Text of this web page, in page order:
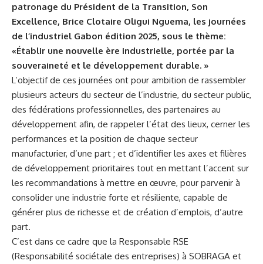
patronage du Président de la Transition, Son
Excellence, Brice Clotaire Oligui Nguema, les journées
de l’industriel Gabon édition 2025, sous le thème:
«Établir une nouvelle ère industrielle, portée par la
souveraineté et le développement durable. »
L’objectif de ces journées ont pour ambition de rassembler
plusieurs acteurs du secteur de l’industrie, du secteur public,
des fédérations professionnelles, des partenaires au
développement afin, de rappeler l’état des lieux, cerner les
performances et la position de chaque secteur
manufacturier, d’une part ; et d’identifier les axes et filières
de développement prioritaires tout en mettant l’accent sur
les recommandations à mettre en œuvre, pour parvenir à
consolider une industrie forte et résiliente, capable de
générer plus de richesse et de création d’emplois, d’autre
part.
C’est dans ce cadre que la Responsable RSE
(Responsabilité sociétale des entreprises) à SOBRAGA et